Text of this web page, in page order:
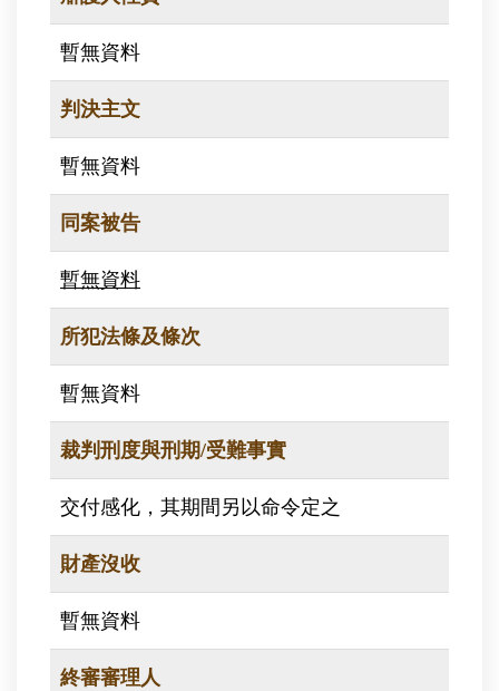
暫無資料
判決主文
暫無資料
同案被告
暫無資料
所犯法條及條次
暫無資料
裁判刑度與刑期/受難事實
交付感化，其期間另以命令定之
財產沒收
暫無資料
終審審理人